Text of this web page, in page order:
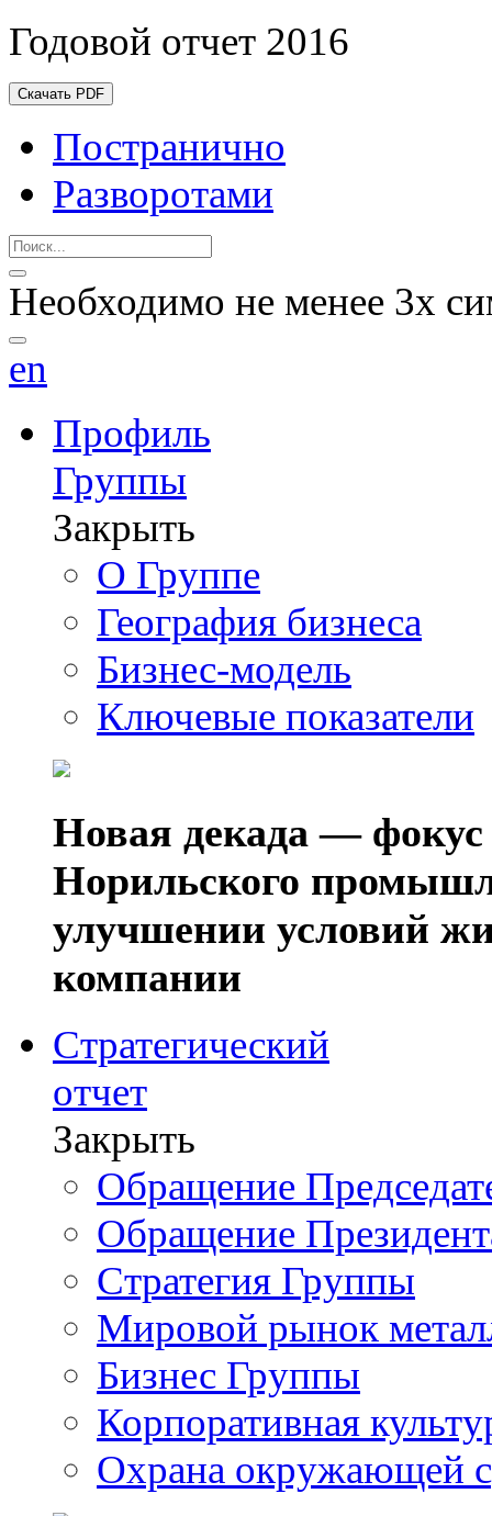
Годовой отчет 2016
Скачать PDF
Постранично
Разворотами
Необходимо не менее 3х
en
Профиль
Группы
Закрыть
О Группе
География бизнеса
Бизнес-модель
Ключевые показатели
Новая декада — фокус
Норильского
улучшении условий
компании
Стратегический
отчет
Закрыть
Обращение
Обращение
Стратегия Группы
Мировой рынок
Бизнес Группы
Корпоративная
Охрана окружающей